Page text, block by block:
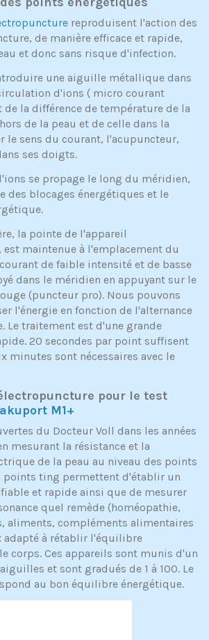
reproduisent l'action des
de manière efficace et rapide,
et donc sans risque d'infection.
une aiguille métallique dans
d'ions ( micro courant
la différence de température de la
de la peau et de celle dans la
le sens du courant, l'acupuncteur,
ses doigts.
se propage le long du méridien,
des blocages énergétiques et le
la pointe de l'appareil
maintenue à l'emplacement du
de faible intensité et de basse
dans le méridien en appuyant sur le
(puncteur pro). Nous pouvons
l'énergie en fonction de l'alternance
Le traitement est d'une grande
20 secondes par point suffisent
minutes sont nécessaires avec le
pour le test
M1+
du Docteur Voll dans les années
mesurant la résistance et la
de la peau au niveau des points
points ting permettent d'établir un
et rapide ainsi que de mesurer
quel remède (homéopathie,
aliments, compléments alimentaires
adapté à rétablir l'équilibre
corps. Ces appareils sont munis d'un
et sont gradués de 1 à 100. Le
au bon équilibre énergétique.